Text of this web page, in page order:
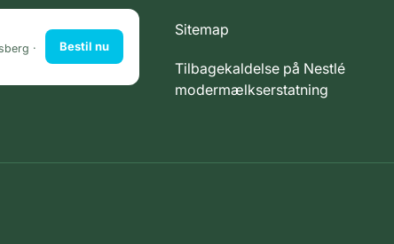
·
Bestil nu
Sitemap
Tilbagekaldelse på Nestlé
modermælkserstatning